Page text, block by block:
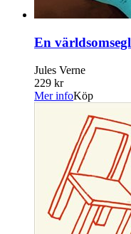
En
Jules Verne
229 kr
Mer infoKöp